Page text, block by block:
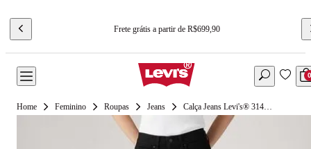
Frete grátis a partir de R$699,90
0
Feminino Roupas Jeans Calça Jeans Levi's® 314 Shaping Straight Preta